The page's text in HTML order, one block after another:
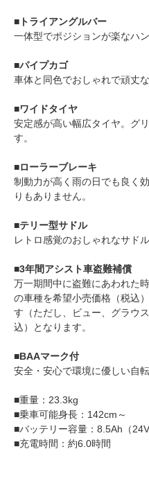
■トライアングルバー
一体型でポジションが楽なハ
■パイプカゴ
車体と同色でおしゃれで頑丈
■ワイドタイヤ
安定感が高い幅広タイヤ。グ
す。
■ローラーブレーキ
制動力が高く雨の日でも良く
りもありません。
■テリー型サドル
レトロ感覚のおしゃれなサドル
■3年間アシスト車盗難補償
万一期間中に盗難にあわれた
の車種を希望小売価格（税込
す（ただし、ビュー、グラウ
込）となります。
■BAAマーク付
安全・安心で環境に優しい自
■重量：23.3kg
■乗車可能身長：142cm～
■バッテリー容量：8.5Ah（24V
■充電時間：約6.0時間